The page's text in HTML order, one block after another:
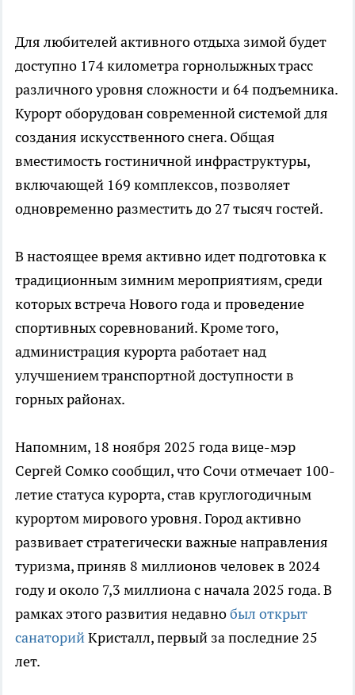
Для любителей активного отдыха зимой будет
доступно 174 километра горнолыжных трасс
различного уровня сложности и 64 подъемника.
Курорт оборудован современной системой для
создания искусственного снега. Общая
вместимость гостиничной инфраструктуры,
включающей 169 комплексов, позволяет
одновременно разместить до 27 тысяч гостей.
В настоящее время активно идет подготовка к
традиционным зимним мероприятиям, среди
которых встреча Нового года и проведение
спортивных соревнований. Кроме того,
администрация курорта работает над
улучшением транспортной доступности в
горных районах.
Напомним, 18 ноября 2025 года вице-мэр
Сергей Сомко сообщил, что Сочи отмечает 100-
летие статуса курорта, став круглогодичным
курортом мирового уровня. Город активно
развивает стратегически важные направления
туризма, приняв 8 миллионов человек в 2024
году и около 7,3 миллиона с начала 2025 года. В
рамках этого развития недавнобыл открыт
санаторийКристалл, первый за последние 25
лет.